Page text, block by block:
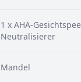
1 x AHA-
Neutralisierer
Mandel